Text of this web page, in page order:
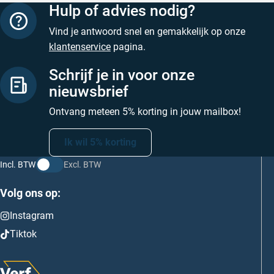
Hulp of advies nodig?
Vind je antwoord snel en gemakkelijk op onze
klantenservice pagina.
Schrijf je in voor onze
nieuwsbrief
Ontvang meteen 5% korting in jouw mailbox!
Ik wil 5% korting
Incl. BTW Excl. BTW
Volg ons op:
Instagram
Tiktok